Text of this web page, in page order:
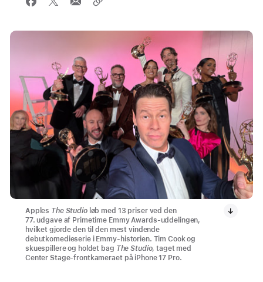
Apples The Studioløb med 13 priser ved den
77. udgave af Primetime Emmy Awards-uddelingen,
hvilket gjorde den til den mest vindende
debutkomedieserie i Emmy-historien. Tim Cook og
skuespillere og holdet bag The Studio, taget med
Center Stage-frontkameraet på iPhone 17 Pro.